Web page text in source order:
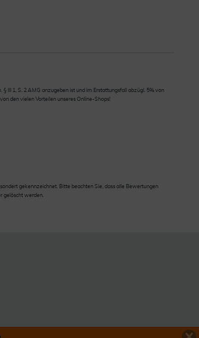
III 1, S. 2 AMG anzugeben ist und im Erstattungsfall abzügl. 5% von
den vielen Vorteilen unseres Online-Shops!
gekennzeichnet. Bitte beachten Sie, dass alle Bewertungen
gelöscht werden.